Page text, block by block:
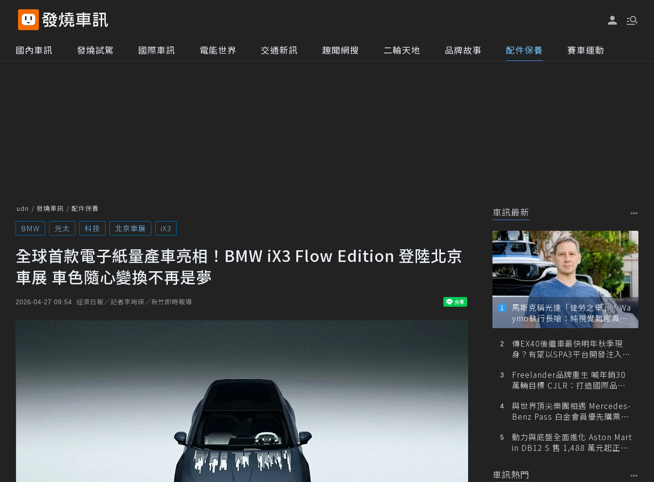
國內車訊 發燒試駕 國際車訊 電能世界 交通新訊 趣聞網搜 二輪天地 品牌故事 配件保養 賽車運動
udn 發燒車訊 配件保養
BMW 元太 科技 北京車展 iX3
全球首款電子紙量產車亮相！BMW iX3 Flow Edition 登陸北京
車展 車色隨心變換不再是夢
2026-04-27 09:54 經濟日報／記者李珣瑛／新竹即時報導
車訊最新
馬斯克稱光達「徒勞之舉」！Wa
ymo執行長嗆：純視覺難達真正
自動駕駛
傳EX40後繼車最快明年秋季現
身？有望以SPA3平台開發注入80
Freelander品牌重生 喊年銷30
萬輛目標 CJLR：打造國際品牌
與世界頂尖樂團相遇 Mercedes-
Benz Pass 白金會員優先購票維
動力與底盤全面進化 Aston Mart
in DB12 S 售 1,488 萬元起正式
車訊熱門